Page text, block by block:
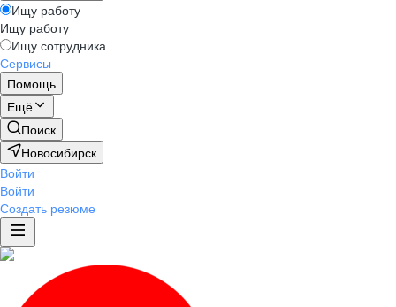
Ищу работу
Ищу работу
Ищу сотрудника
Сервисы
Помощь
Ещё
Поиск
Новосибирск
Войти
Войти
Создать резюме